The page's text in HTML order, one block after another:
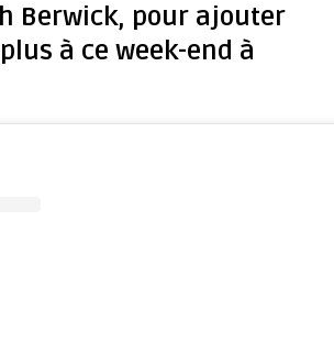
Berwick, pour ajouter
à ce week-end à